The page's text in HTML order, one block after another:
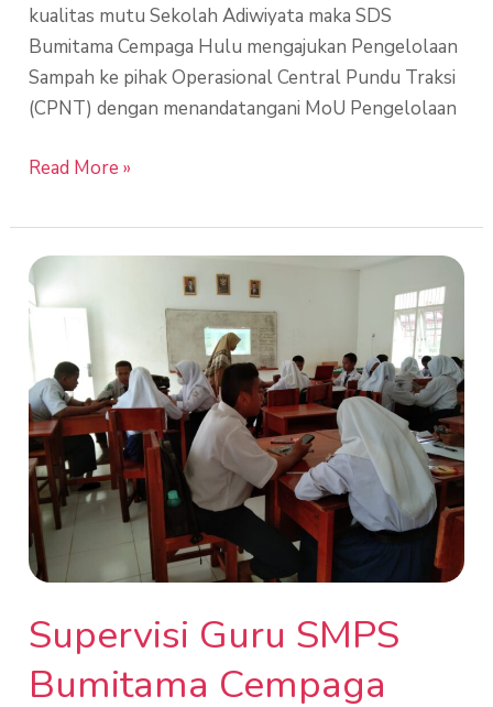
kualitas mutu Sekolah Adiwiyata maka SDS
Bumitama Cempaga Hulu mengajukan Pengelolaan
Sampah ke pihak Operasional Central Pundu Traksi
(CPNT) dengan menandatangani MoU Pengelolaan
Read More »
Supervisi Guru SMPS
Bumitama Cempaga
Supervisi
Guru
SMPS
Bumitama
Cempaga
Hulu